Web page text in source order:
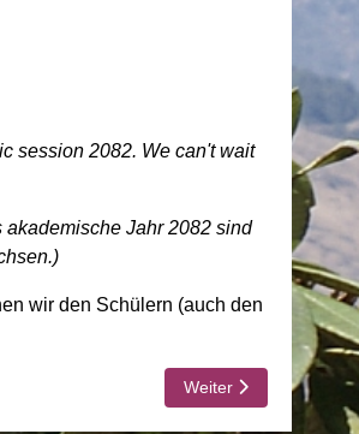
session 2082. We can't wait
akademische Jahr 2082 sind
wir den Schülern (auch den
Nächster Beitrag:
Weiter